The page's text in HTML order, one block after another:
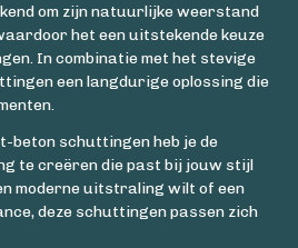
om zijn natuurlijke weerstand
het een uitstekende keuze
In combinatie met het stevige
een langdurige oplossing die
beton schuttingen heb je de
te creëren die past bij jouw stijl
moderne uitstraling wilt of een
deze schuttingen passen zich